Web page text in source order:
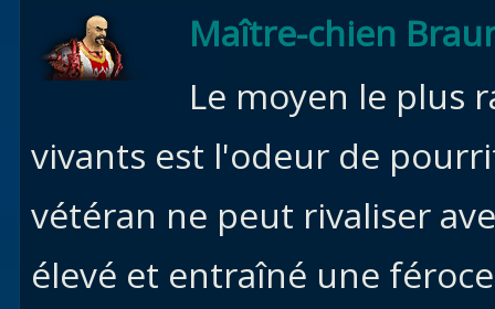
Maître-chien
Le moyen le plus
vivants est l'odeur de
vétéran ne peut rivaliser
élevé et entraîné une